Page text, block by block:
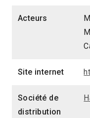
Acteurs
Site internet
Société de
distribution